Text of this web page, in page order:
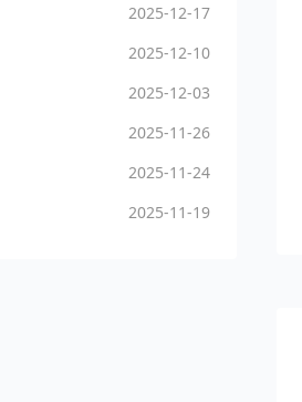
2025-12-17
2025-12-10
2025-12-03
2025-11-26
2025-11-24
2025-11-19